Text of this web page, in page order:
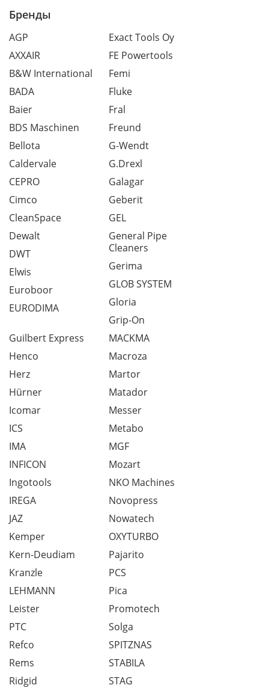
Бренды
AGP
AXXAIR
B&W International
BADA
Baier
BDS Maschinen
Bellota
Caldervale
CEPRO
Cimco
CleanSpace
Dewalt
DWT
Elwis
Euroboor
EURODIMA
Exact Tools Oy
FE Powertools
Femi
Fluke
Fral
Freund
G-Wendt
G.Drexl
Galagar
Geberit
GEL
General Pipe
Cleaners
Gerima
GLOB SYSTEM
Gloria
Grip-On
Guilbert Express
Henco
Herz
Hürner
Icomar
ICS
IMA
INFICON
Ingotools
IREGA
JAZ
Kemper
Kern-Deudiam
Kranzle
LEHMANN
Leister
MACKMA
Macroza
Martor
Matador
Messer
Metabo
MGF
Mozart
NKO Machines
Novopress
Nowatech
OXYTURBO
Pajarito
PCS
Pica
Promotech
PTC
Refco
Rems
Ridgid
Solga
SPITZNAS
STABILA
STAG